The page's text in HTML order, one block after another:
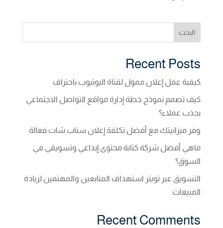
البحث
Recent Posts
كيفية عمل إعلان ممول لقناة اليوتيوب باحتراف
كيف تصمم نموذج خطة إدارة مواقع التواصل الاجتماعي
يجذب عملاء؟
وفر ميزانيتك مع أفضل تكلفة إعلان سناب شات فعالة
ماهي أفضل شركة كتابة محتوى إبداعي وتسويقي في
السوق؟
التسويق عبر تويتر استهداف المتابعين والمهتمين لزيادة
المبيعات
Recent Comments